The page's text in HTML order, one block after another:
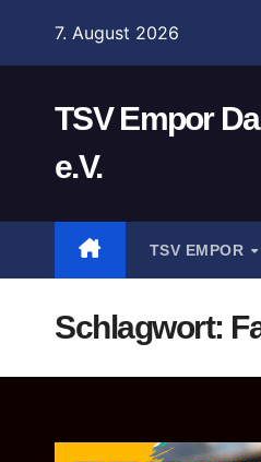
7. August 2026
TSV Empor
e.V.
TSV EMPOR
Schlagwort: